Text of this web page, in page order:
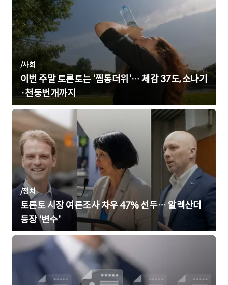
/사회
이번 주말 토론토는 '찜통더위'… 체감 37도, 소나기
·천둥번개까지
/정치
토론토 시장 여론조사 차우 47% 선두… 알렉산더
등장 '변수'